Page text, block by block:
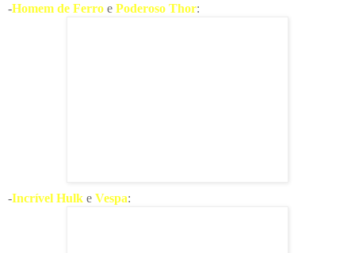
-Homem de Ferro e Poderoso Thor:
-Incrível Hulk e Vespa: